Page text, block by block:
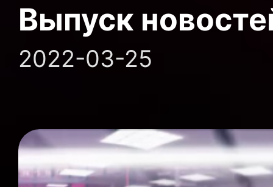
Выпуск
2022-03-25